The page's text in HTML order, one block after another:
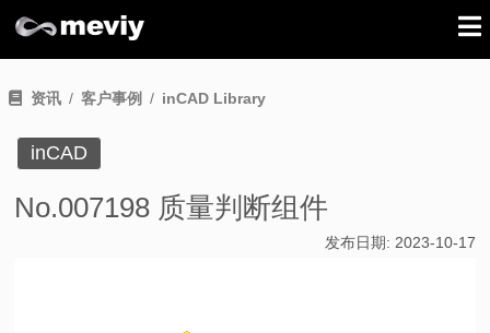
资讯 客户事例 inCAD Library
inCAD
No.007198 质量判断组件
发布日期: 2023-10-17